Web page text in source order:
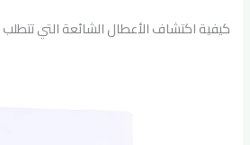
كيفية اكتشاف الأعطال الشائعة التي